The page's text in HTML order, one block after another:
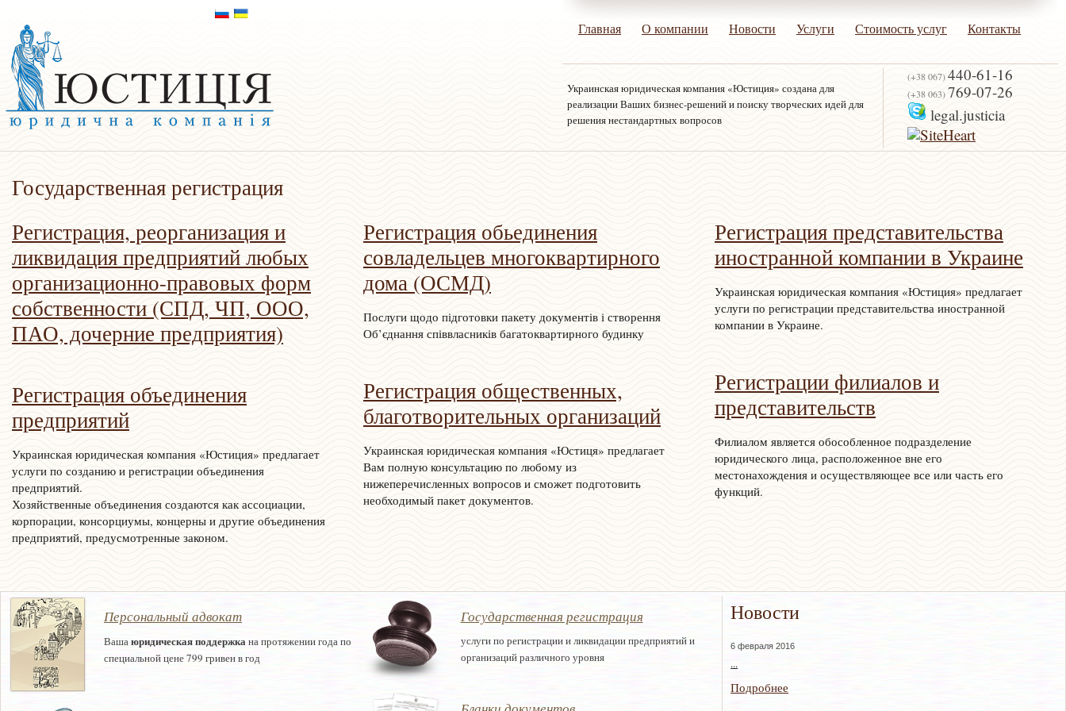
Главная О компании Новости Услуги Стоимость услуг Контакты
(+38 067)440-61-16
(+38 063)769-07-26
legal.justicia
Украинская юридическая компания «Юстиция» создана для
реализации Ваших бизнес-решений и поиску творческих идей для
решения нестандартных вопросов
Государственная регистрация
Регистрация, реорганизация и
ликвидация предприятий любых
организационно-правовых форм
собственности (СПД, ЧП, ООО,
ПАО, дочерние предприятия)
Регистрация объединения
предприятий
Украинская юридическая компания «Юстиция» предлагает
услуги по созданию и регистрации объединения
предприятий.
Хозяйственные объединения создаются как ассоциации,
корпорации, консорциумы, концерны и другие объединения
предприятий, предусмотренные законом.
Регистрация обьединения
совладельцев многоквартирного
дома (ОСМД)
Послуги щодо підготовки пакету документів і створення
Об’єднання співвласників багатоквартирного будинку
Регистрация общественных,
благотворительных организаций
Украинская юридическая компания «Юстиця» предлагает
Вам полную консультацию по любому из
нижеперечисленных вопросов и сможет подготовить
необходимый пакет документов.
Регистрация представительства
иностранной компании в Украине
Украинская юридическая компания «Юстиция» предлагает
услуги по регистрации представительства иностранной
компании в Украине.
Регистрации филиалов и
представительств
Филиалом является обособленное подразделение
юридического лица, расположенное вне его
местонахождения и осуществляющее все или часть его
функций.
Персональный адвокат
Вашаюридическая поддержкана протяжении года по
специальной цене 799 гривен в год
Государственная регистрация
услуги по регистрации и ликвидации предприятий и
организаций различного уровня
Новости
6 февраля 2016
...
Подробнее